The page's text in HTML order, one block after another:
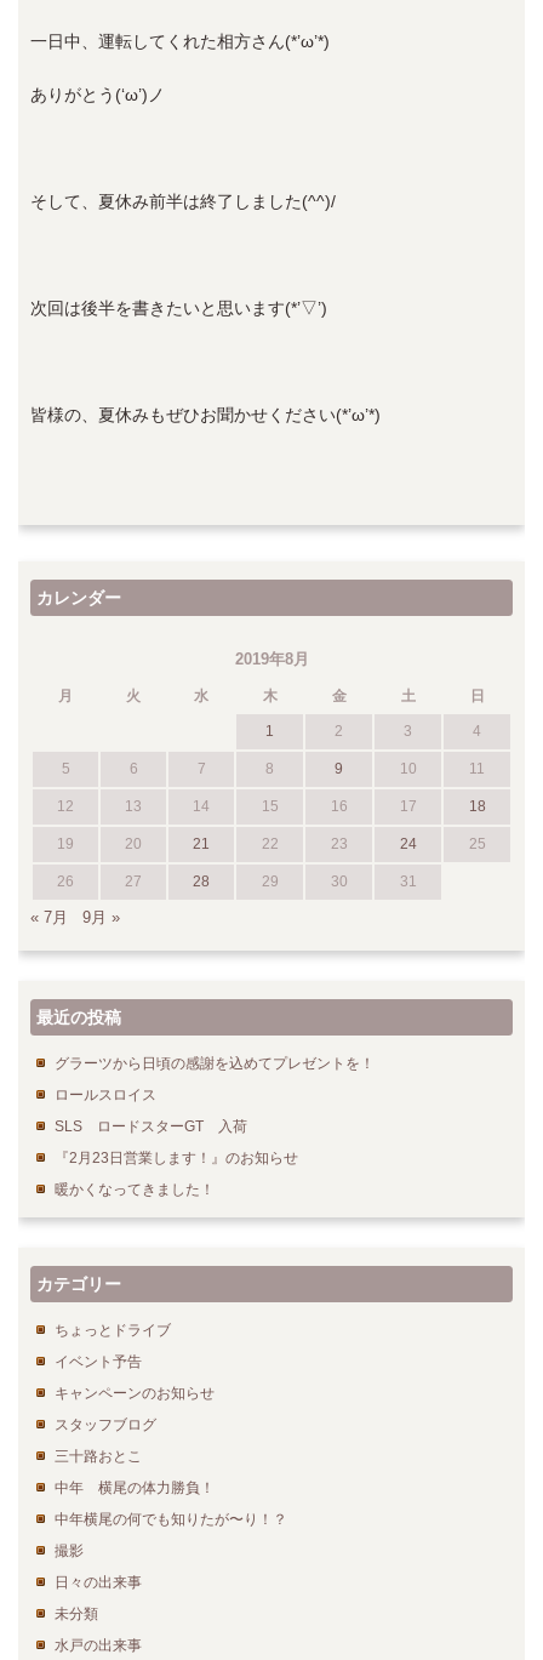
一日中、運転してくれた相方さん(*’ω’*)
ありがとう(‘ω’)ノ
そして、夏休み前半は終了しました(^^)/
次回は後半を書きたいと思います(*’▽’)
皆様の、夏休みもぜひお聞かせください(*’ω’*)
カレンダー
2019年8月
月 火 水 木 金 土 日
1 2 3 4
5 6 7 8 9 10 11
12 13 14 15 16 17 18
19 20 21 22 23 24 25
26 27 28 29 30 31
« 7月 9月 »
最近の投稿
グラーツから日頃の感謝を込めてプレゼントを！
ロールスロイス
SLS ロードスターGT 入荷
『2月23日営業します！』のお知らせ
暖かくなってきました！
カテゴリー
ちょっとドライブ
イベント予告
キャンペーンのお知らせ
スタッフブログ
三十路おとこ
中年 横尾の体力勝負！
中年横尾の何でも知りたが〜り！？
撮影
日々の出来事
未分類
水戸の出来事